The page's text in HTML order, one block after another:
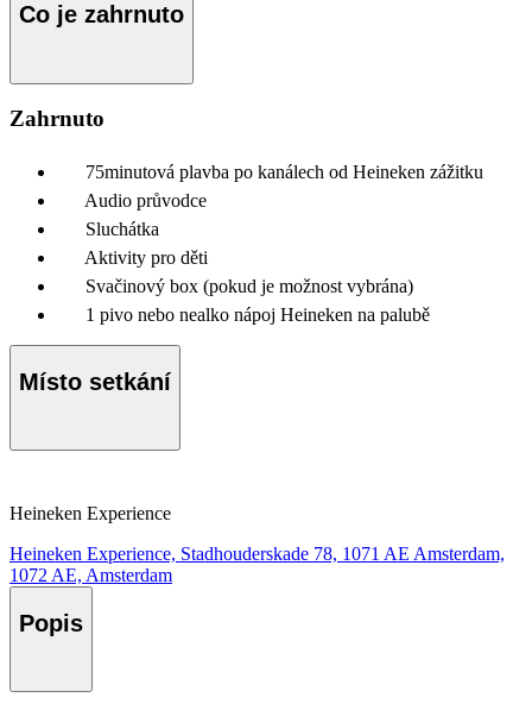
Co je zahrnuto
Zahrnuto
75minutová plavba po kanálech od Heineken zážitku
Audio průvodce
Sluchátka
Aktivity pro děti
Svačinový box (pokud je možnost vybrána)
1 pivo nebo nealko nápoj Heineken na palubě
Místo setkání
Heineken Experience
Heineken Experience, Stadhouderskade 78, 1071 AE Amsterdam,
1072 AE, Amsterdam
Popis